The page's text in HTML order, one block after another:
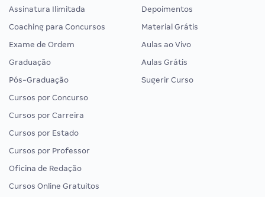
Assinatura Ilimitada
Coaching para Concursos
Exame de Ordem
Graduação
Pós-Graduação
Cursos por Concurso
Cursos por Carreira
Cursos por Estado
Cursos por Professor
Oficina de Redação
Cursos Online Gratuitos
Depoimentos
Material Grátis
Aulas ao Vivo
Aulas Grátis
Sugerir Curso